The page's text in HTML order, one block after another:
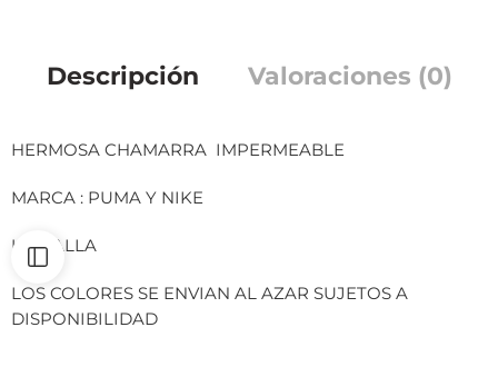
Descripción Valoraciones (0)
HERMOSA CHAMARRA IMPERMEABLE
MARCA : PUMA Y NIKE
UNITALLA
LOS COLORES SE ENVIAN AL AZAR SUJETOS A
DISPONIBILIDAD